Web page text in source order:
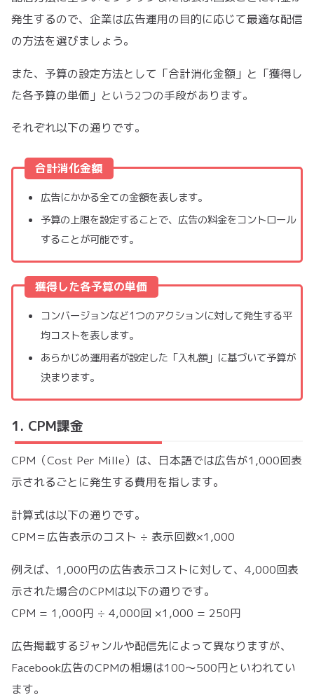
発生するので、企業は広告運用の目的に応じて最適な配信
の方法を選びましょう。
また、予算の設定方法として「合計消化金額」と「獲得し
た各予算の単価」という2つの手段があります。
それぞれ以下の通りです。
合計消化金額
広告にかかる全ての金額を表します。
予算の上限を設定することで、広告の料金をコントロール
することが可能です。
獲得した各予算の単価
コンバージョンなど1つのアクションに対して発生する平
均コストを表します。
あらかじめ運用者が設定した「入札額」に基づいて予算が
決まります。
1. CPM課金
CPM（Cost Per Mille）は、日本語では広告が1,000回表
示されるごとに発生する費用を指します。
計算式は以下の通りです。
CPM＝広告表示のコスト ÷ 表示回数×1,000
例えば、1,000円の広告表示コストに対して、4,000回表
示された場合のCPMは以下の通りです。
CPM = 1,000円 ÷ 4,000回 ×1,000 = 250円
広告掲載するジャンルや配信先によって異なりますが、
Facebook広告のCPMの相場は100～500円といわれてい
ます。